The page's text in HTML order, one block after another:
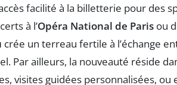
facilité à la billetterie pour des
à l’Opéra National de Paris ou
crée un terreau fertile à l’échange
Par ailleurs, la nouveauté réside
visites guidées personnalisées, ou